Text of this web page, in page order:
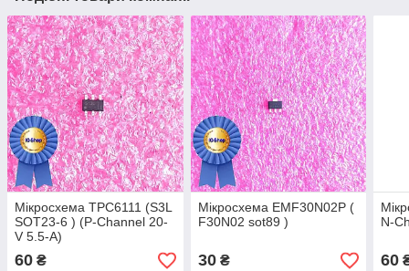
Мікросхема TPC6111 (S3L
SOT23-6 ) (P-Channel 20-
V 5.5-A)
60 ₴
Мікросхема EMF30N02P (
F30N02 sot89 )
30₴
N-
60